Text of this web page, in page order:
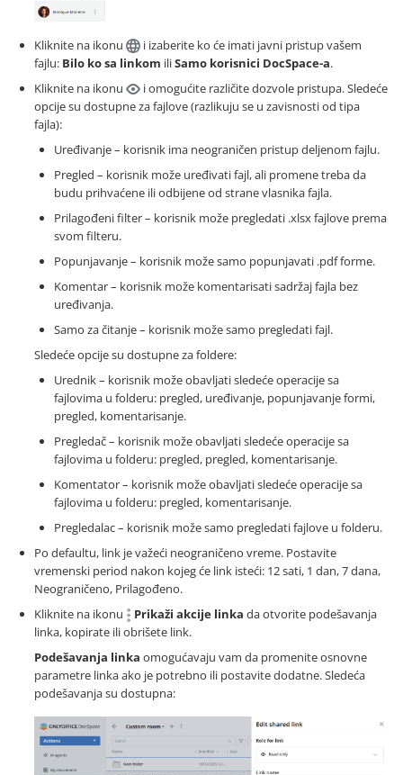
Kliknite na ikonu
i izaberite ko će imati javni pristup vašem
fajlu: Bilo ko sa linkom iliSamo korisnici DocSpace-a.
Kliknite na ikonu
i omogućite različite dozvole pristupa. Sledeće
opcije su dostupne za fajlove (razlikuju se u zavisnosti od tipa
fajla):
Uređivanje – korisnik ima neograničen pristup deljenom fajlu.
Pregled – korisnik može uređivati fajl, ali promene treba da
budu prihvaćene ili odbijene od strane vlasnika fajla.
Prilagođeni filter – korisnik može pregledati .xlsx fajlove prema
svom filteru.
Popunjavanje – korisnik može samo popunjavati .pdf forme.
Komentar – korisnik može komentarisati sadržaj fajla bez
uređivanja.
Samo za čitanje – korisnik može samo pregledati fajl.
Sledeće opcije su dostupne za foldere:
Urednik – korisnik može obavljati sledeće operacije sa
fajlovima u folderu: pregled, uređivanje, popunjavanje formi,
pregled, komentarisanje.
Pregledač – korisnik može obavljati sledeće operacije sa
fajlovima u folderu: pregled, pregled, komentarisanje.
Komentator – korisnik može obavljati sledeće operacije sa
fajlovima u folderu: pregled, komentarisanje.
Pregledalac – korisnik može samo pregledati fajlove u folderu.
Po defaultu, link je važeći neograničeno vreme. Postavite
vremenski period nakon kojeg će link isteći: 12 sati, 1 dan, 7 dana,
Neograničeno, Prilagođeno.
Kliknite na ikonu
Prikaži akcije linka da otvorite podešavanja
linka, kopirate ili obrišete link.
Podešavanja linka omogućavaju vam da promenite osnovne
parametre linka ako je potrebno ili postavite dodatne. Sledeća
podešavanja su dostupna: